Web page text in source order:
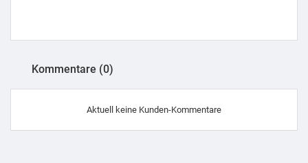
Kommentare (0)
Aktuell keine Kunden-Kommentare